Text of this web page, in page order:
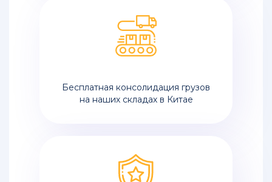
Бесплатная консолидация грузов
на наших складах в Китае